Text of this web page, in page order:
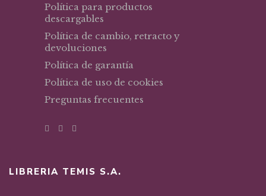
Política para productos
descargables
Política de cambio, retracto y
devoluciones
Política de garantía
Política de uso de cookies
Preguntas frecuentes
LIBRERIA TEMIS S.A.